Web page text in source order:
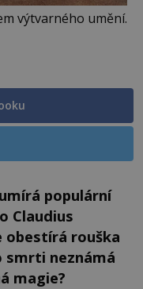
výtvarného umění.
populární
Claudius
obestírá rouška
smrti neznámá
magie?